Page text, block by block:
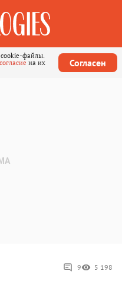
файлы.
согласие на их
Согласен
9 5 198